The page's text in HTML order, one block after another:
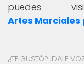
puedes
Artes Marciales
¿TE GUSTÓ? ¡DALE